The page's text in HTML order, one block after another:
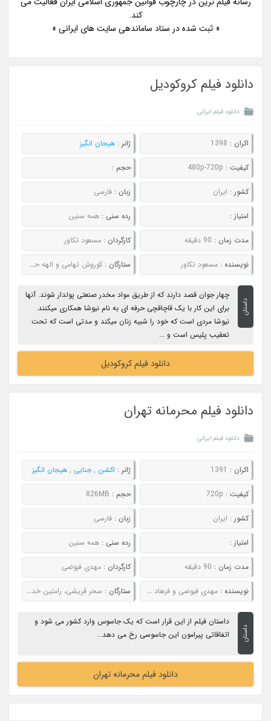
کند.
« ثبت شده در ستاد ساماندهی سایت های ایرانی »
دانلود فیلم کروکودیل
دانلود فیلم ایرانی
اکران : 1398 ژانر : هیجان انگیز
کیفیت : 480p-720p حجم :
کشور : ایران زبان : فارسی
امتیاز : رده سنی : همه سنین
مدت زمان : 90 دقیقه کارگردان : مسعود تکاور
نویسنده :مسعود تکاور ستارگان : کوروش تهامی و الهه حصاری
داستان
چهار جوان قصد دارند که از طریق مواد مخدر صنعتی پولدار شوند. آنها
برای این کار با یک قاچاقچی حرفه ای به نام نیوشا همکاری میکنند.
نیوشا مردی است که خود را شبیه زنان میکند و مدتی است که تحت
تعقیب پلیس است و ...
دانلود فیلم کروکودیل
دانلود فیلم محرمانه تهران
دانلود فیلم ایرانی
اکران : 1391 ژانر : اکشن ,جنایی , هیجان انگیز
کیفیت : 720p حجم : 826MB
کشور : ایران زبان : فارسی
امتیاز : رده سنی : همه سنین
مدت زمان : 90 دقیقه کارگردان : مهدی فیوضی
نویسنده :مهدی فیوضی و فرهاد طب نوری ستارگان : سحر قریشی، رامتین خداپناهی، علیرضا جلالی تبار، حمیدرضا افشار
داستان
داستان فیلم از این قرار است که یک جاسوس وارد کشور می شود و
اتفاقاتی پیرامون این جاسوسی رخ می دهد...
دانلود فیلم محرمانه تهران